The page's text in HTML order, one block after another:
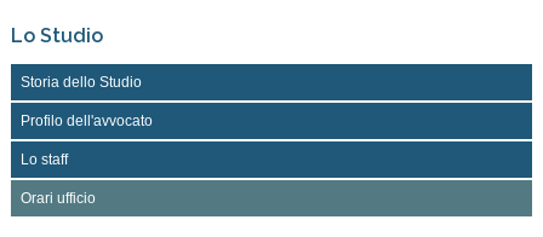
Lo Studio
Storia dello Studio
Profilo dell'avvocato
Lo staff
Orari ufficio